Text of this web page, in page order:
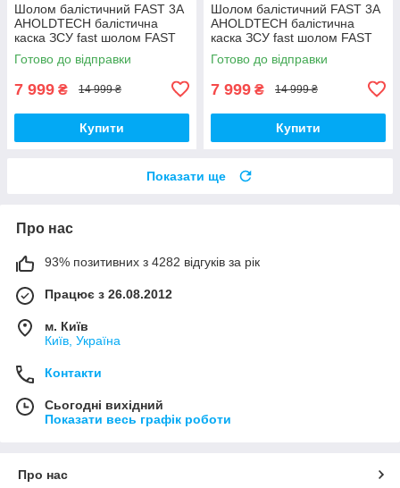
Шолом балістичний FAST 3A
AHOLDTECH балістична
каска ЗСУ fast шолом FAST
NIJ IIIA каска військова фаст
3а шолом ФАСТ 3а
Готово до відправки
7 999 ₴ 14 999 ₴
Купити
Шолом балістичний FAST 3A
AHOLDTECH балістична
каска ЗСУ fast шолом FAST
NIJ IIIA каска військова фаст
3а шолом ФАСТ 3а
Готово до відправки
7 999 ₴ 14 999 ₴
Купити
Показати ще
Про нас
93% позитивних з 4282 відгуків за рік
Працює з 26.08.2012
м. Київ
Київ, Україна
Контакти
Сьогодні вихідний
Показати весь графік роботи
Про нас